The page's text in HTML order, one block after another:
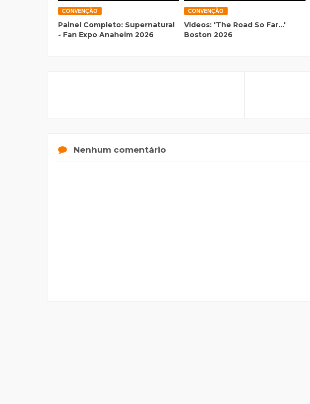
CONVENÇÃO
Painel Completo: Supernatural
- Fan Expo Anaheim 2026
CONVENÇÃO
Vídeos: 'The Road So Far...'
Boston 2026
Nenhum comentário